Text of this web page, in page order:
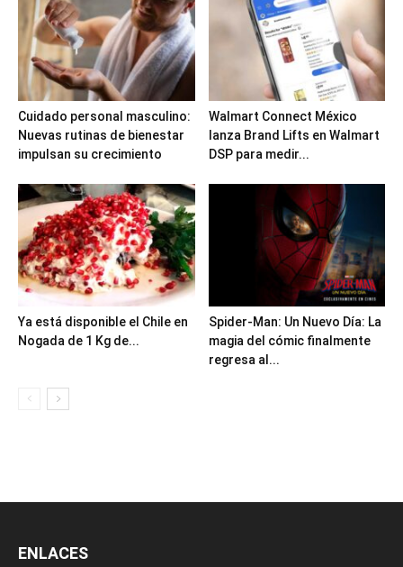
Cuidado personal masculino:
Nuevas rutinas de bienestar
impulsan su crecimiento
Walmart Connect México
lanza Brand Lifts en Walmart
DSP para medir...
Ya está disponible el Chile en
Nogada de 1 Kg de...
Spider-Man: Un Nuevo Día: La
magia del cómic finalmente
regresa al...
ENLACES